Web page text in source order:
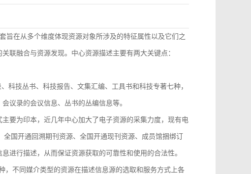
旨在从多个维度体现资源对象所涉及的特征属性以及它们之
联融合与资源发现。中心资源描述主要有两大关键点：
科技丛书、科技报告、文集汇编、工具书和科技专著七种，
议录的会议信息、丛书的丛编信息等。
要为印本，近几年中心加大了电子资源的采集力度，现有电
国开通回溯期刊资源、全国开通现刊资源、成员馆捆绑订
进行描述，从而保证资源获取的可靠性和使用的合法性。
，不同媒介类型的资源在描述信息源的选取和服务方式上各